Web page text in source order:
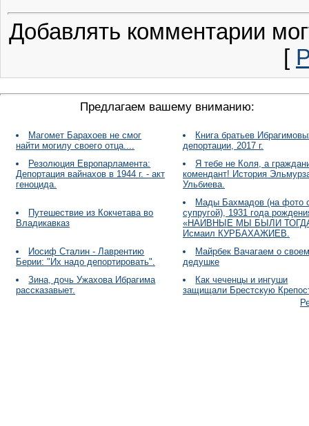
Добавлять комментарии
[
Предлагаем вашему вниманию:
Магомет Барахоев не смог
найти могилу своего отца....
Книга братьев
депортации, 2017 г.
Резолюция Европарламента:
Депортация вайнахов в 1944 г. - акт
геноцида.
Я тебе не Коля, а
комендант! История
Ульбиева.
Путешествие из Кокчетава во
Владикавказ
Мады Бахмадов (на фото
супругой), 1931 года
«НАИВНЫЕ МЫ БЫЛИ
Исмаил КУРБАХАЖИЕВ.
Иосиф Сталин - Лаврентию
Берии: "Их надо депортировать".
Майрбек Вачагаем о
дедушке
Зина, дочь Ужахова Ибрагима
рассказавыет.
Как чеченцы и ингуши
защищали Брестскую